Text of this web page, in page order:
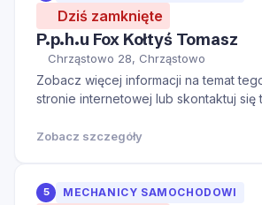
Dziś zamknięte
P.p.h.u Fox Kołtyś Tomasz
Chrząstowo 28, Chrząstowo
Zobacz więcej informacji na temat
stronie internetowej lub skontaktuj się
Zobacz szczegóły
5 MECHANICY SAMOCHODOWI